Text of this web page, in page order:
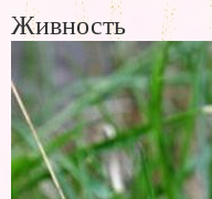
Живность